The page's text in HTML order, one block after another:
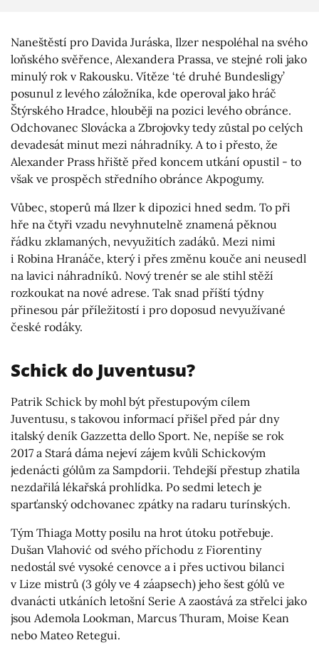
Naneštěstí pro Davida Juráska, Ilzer nespoléhal na svého
loňského svěřence, Alexandera Prassa, ve stejné roli jako
minulý rok v Rakousku. Vítěze ‘té druhé Bundesligy’
posunul z levého záložníka, kde operoval jako hráč
Štýrského Hradce, hlouběji na pozici levého obránce.
Odchovanec Slovácka a Zbrojovky tedy zůstal po celých
devadesát minut mezi náhradníky. A to i přesto, že
Alexander Prass hřiště před koncem utkání opustil - to
však ve prospěch středního obránce Akpogumy.
Vůbec, stoperů má Ilzer k dipozici hned sedm. To při
hře na čtyři vzadu nevyhnutelně znamená pěknou
řádku zklamaných, nevyužitích zadáků. Mezi nimi
i Robina Hranáče, který i přes změnu kouče ani neusedl
na lavici náhradníků. Nový trenér se ale stihl stěží
rozkoukat na nové adrese. Tak snad příští týdny
přinesou pár příležitostí i pro doposud nevyužívané
české rodáky.
Schick do Juventusu?
Patrik Schick by mohl být přestupovým cílem
Juventusu, s takovou informací přišel před pár dny
italský deník Gazzetta dello Sport. Ne, nepíše se rok
2017 a Stará dáma nejeví zájem kvůli Schickovým
jedenácti gólům za Sampdorii. Tehdejší přestup zhatila
nezdařilá lékařská prohlídka. Po sedmi letech je
sparťanský odchovanec zpátky na radaru turínských.
Tým Thiaga Motty posilu na hrot útoku potřebuje.
Dušan Vlahović od svého příchodu z Fiorentiny
nedostál své vysoké cenovce a i přes uctivou bilanci
v Lize mistrů (3 góly ve 4 záapsech) jeho šest gólů ve
dvanácti utkáních letošní Serie A zaostává za střelci jako
jsou Ademola Lookman, Marcus Thuram, Moise Kean
nebo Mateo Retegui.